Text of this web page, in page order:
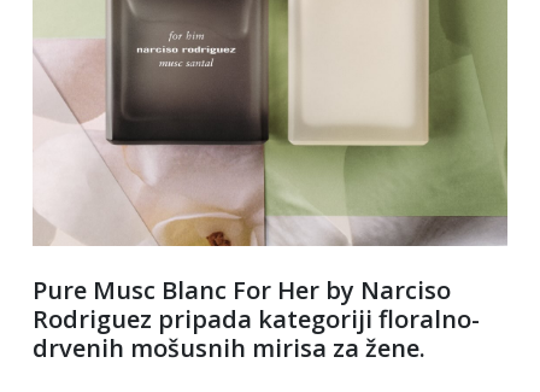
Pure Musc Blanc For Her by Narciso
Rodriguez pripada kategoriji floralno-
drvenih mošusnih mirisa za žene.